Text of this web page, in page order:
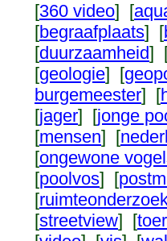
[360 video] [
[begraafplaats] [
[duurzaamheid]
[geologie] [
burgemeester] [
[jager] [jonge
[mensen] [
[ongewone
[poolvos] [
[
[streetview] [